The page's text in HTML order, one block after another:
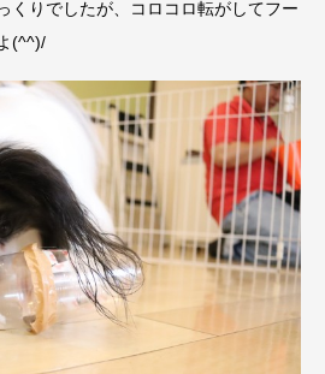
くりでしたが、コロコロ転がしてフー
(^^)/